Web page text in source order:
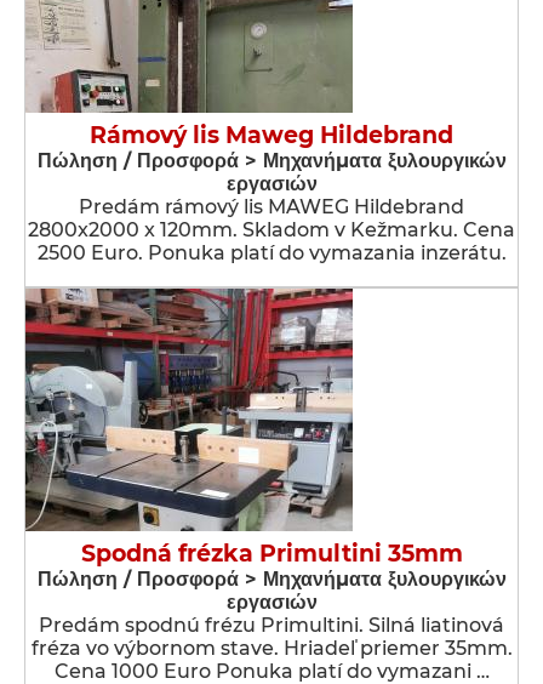
Rámový lis Maweg Hildebrand
Πώληση / Προσφορά > Μηχανήματα ξυλουργικών
εργασιών
Predám rámový lis MAWEG Hildebrand
2800x2000 x 120mm. Skladom v Kežmarku. Cena
2500 Euro. Ponuka platí do vymazania inzerátu.
Spodná frézka Primultini 35mm
Πώληση / Προσφορά > Μηχανήματα ξυλουργικών
εργασιών
Predám spodnú frézu Primultini. Silná liatinová
fréza vo výbornom stave. Hriadeľ priemer 35mm.
Cena 1000 Euro Ponuka platí do vymazani …